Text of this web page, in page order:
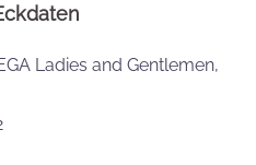
Ladies and Gentlemen,